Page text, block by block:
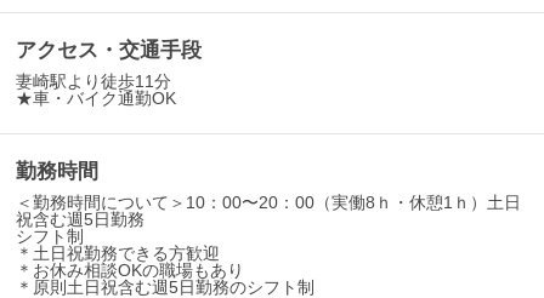
アクセス・交通手段
妻崎駅より徒歩11分
★車・バイク通勤OK
勤務時間
＜勤務時間について＞10：00〜20：00（実働8ｈ・休憩1ｈ）土日
祝含む週5日勤務
シフト制
＊土日祝勤務できる方歓迎
＊お休み相談OKの職場もあり
＊原則土日祝含む週5日勤務のシフト制